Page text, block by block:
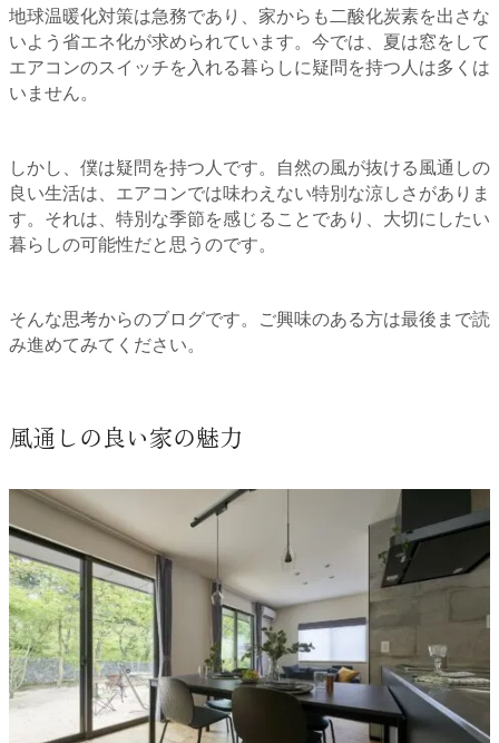
地球温暖化対策は急務であり、家からも二酸化炭素を出さな
いよう省エネ化が求められています。今では、夏は窓をして
エアコンのスイッチを入れる暮らしに疑問を持つ人は多くは
いません。
しかし、僕は疑問を持つ人です。自然の風が抜ける風通しの
良い生活は、エアコンでは味わえない特別な涼しさがありま
す。それは、特別な季節を感じることであり、大切にしたい
暮らしの可能性だと思うのです。
そんな思考からのブログです。ご興味のある方は最後まで読
み進めてみてください。
風通しの良い家の魅力